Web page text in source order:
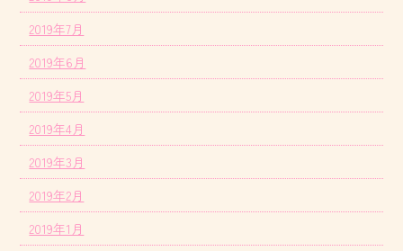
2019年7月
2019年6月
2019年5月
2019年4月
2019年3月
2019年2月
2019年1月